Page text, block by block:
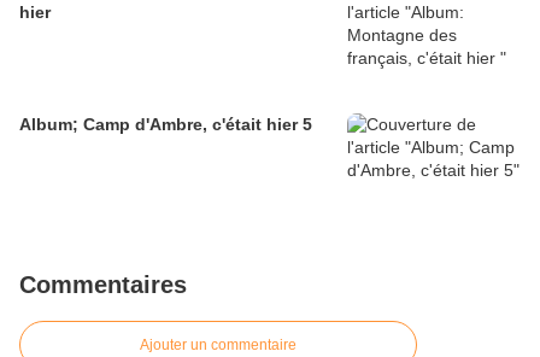
hier
Album; Camp d'Ambre, c'était hier 5
Commentaires
Ajouter un commentaire